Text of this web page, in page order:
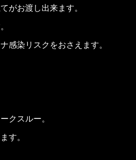
がお渡し出来ます。
感染リスクをおさえます。
クスルー。
す。